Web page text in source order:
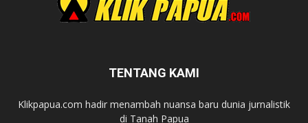
TENTANG KAMI
Klikpapua.com hadir menambah nuansa baru dunia jurnalistik
di Tanah Papua